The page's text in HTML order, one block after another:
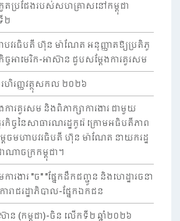
តប្រជែងរបស់សហគ្រាសនៅកម្ពុជា
២
បវរធិបតី ហ៊ុន ម៉ាណែត អនុញ្ញាតឱ្យប្រតិភូ
ច្ចអាមេរិក-អាស៊ាន ជួបសម្តែងការគួរសម
រហិរញ្ញវត្ថុសកល ២០២៦
ារគួរសម និងពិភាក្សាការងារ ជាមួយ
ច្ចនៃសាធារណរដ្ឋកូរ៉េ ក្រោមអធិបតីភាព
េចមហាបវរធិបតី ហ៊ុន ម៉ាណែត នាយករដ្ឋ
ជាណាចក្រកម្ពុជា។
ការងារ "ច" "ផ្នែកដឹកជញ្ជូន និងហេដ្ឋារចនា
ការាជរដ្ឋាភិបាល-ផ្នែកឯកជន
ន (កម្ពុជា)-ចិន លើកទី២ ឆ្នាំ២០២៦